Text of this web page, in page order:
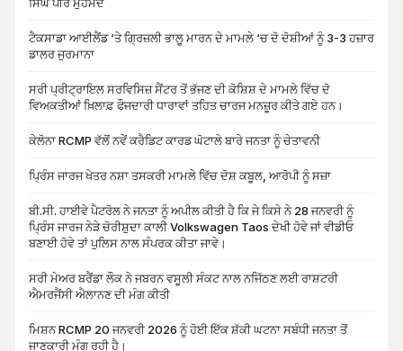
ਟੈਕਸਾਡਾ ਆਈਲੈਂਡ ‘ਤੇ ਗ੍ਰਿਜ਼ਲੀ ਭਾਲੂ ਮਾਰਨ ਦੇ ਮਾਮਲੇ ‘ਚ ਦੋ ਦੋਸ਼ੀਆਂ ਨੂੰ 3-3 ਹਜ਼ਾਰ
ਡਾਲਰ ਜੁਰਮਾਨਾ
ਸਰੀ ਪ੍ਰੀਟ੍ਰਾਇਲ ਸਰਵਿਸਿਜ਼ ਸੈਂਟਰ ਤੋਂ ਭੱਜਣ ਦੀ ਕੋਸ਼ਿਸ਼ ਦੇ ਮਾਮਲੇ ਵਿੱਚ ਦੋ
ਵਿਅਕਤੀਆਂ ਖ਼ਿਲਾਫ਼ ਫੌਜਦਾਰੀ ਧਾਰਾਵਾਂ ਤਹਿਤ ਚਾਰਜ ਮਨਜ਼ੂਰ ਕੀਤੇ ਗਏ ਹਨ।
ਕੇਲੋਨਾ RCMP ਵੱਲੋਂ ਨਵੇਂ ਕਰੈਡਿਟ ਕਾਰਡ ਘੋਟਾਲੇ ਬਾਰੇ ਜਨਤਾ ਨੂੰ ਚੇਤਾਵਨੀ
ਪ੍ਰਿੰਸ ਜਾਰਜ ਖੇਤਰ ਨਸ਼ਾ ਤਸਕਰੀ ਮਾਮਲੇ ਵਿੱਚ ਦੋਸ਼ ਕਬੂਲ, ਆਰੋਪੀ ਨੂੰ ਸਜ਼ਾ
ਬੀ.ਸੀ. ਹਾਈਵੇ ਪੈਟਰੋਲ ਨੇ ਜਨਤਾ ਨੂੰ ਅਪੀਲ ਕੀਤੀ ਹੈ ਕਿ ਜੇ ਕਿਸੇ ਨੇ 28 ਜਨਵਰੀ ਨੂੰ
ਪ੍ਰਿੰਸ ਜਾਰਜ ਨੇੜੇ ਚੋਰੀਸ਼ੁਦਾ ਕਾਲੀ Volkswagen Taos ਦੇਖੀ ਹੋਵੇ ਜਾਂ ਵੀਡੀਓ
ਬਣਾਈ ਹੋਵੇ ਤਾਂ ਪੁਲਿਸ ਨਾਲ ਸੰਪਰਕ ਕੀਤਾ ਜਾਵੇ।
ਸਰੀ ਮੇਅਰ ਬਰੈਂਡਾ ਲੌਕ ਨੇ ਜਬਰਨ ਵਸੂਲੀ ਸੰਕਟ ਨਾਲ ਨਜਿੱਠਣ ਲਈ ਰਾਸ਼ਟਰੀ
ਐਮਰਜੈਂਸੀ ਐਲਾਨਣ ਦੀ ਮੰਗ ਕੀਤੀ
ਮਿਸ਼ਨ RCMP 20 ਜਨਵਰੀ 2026 ਨੂੰ ਹੋਈ ਇੱਕ ਸ਼ੱਕੀ ਘਟਨਾ ਸਬੰਧੀ ਜਨਤਾ ਤੋਂ
ਜਾਣਕਾਰੀ ਮੰਗ ਰਹੀ ਹੈ।